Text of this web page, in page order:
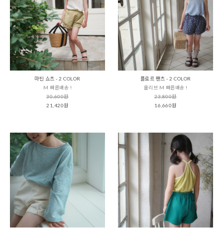
마틴 쇼츠 - 2 COLOR
M 빠른배송 !
30,600원
21,420원
플로르 팬츠 - 2 COLOR
올리브 M 빠른배송 !
23,800원
16,660원